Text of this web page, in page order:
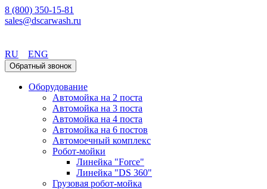
8 (800) 350-15-81
sales@dscarwash.ru
RU
ENG
Обратный звонок
Оборудование
Автомойка на 2 поста
Автомойка на 3 поста
Автомойка на 4 поста
Автомойка на 6 постов
Автомоечный комплекс
Робот-мойки
Линейка "Force"
Линейка "DS 360"
Грузовая робот-мойка